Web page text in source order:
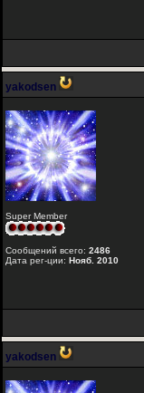
yakodsen
Super Member
Сообщений всего: 2486
Дата рег-ции: Нояб. 2010
yakodsen